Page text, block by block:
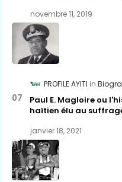
novembre 11, 2019
PROFILE AYITI
Paul E. Magloire ou
haïtien élu au
janvier 18, 2021